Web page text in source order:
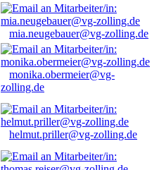
mia.neugebauer@vg-zolling.de
monika.obermeier@vg-
zolling.de
helmut.priller@vg-zolling.de